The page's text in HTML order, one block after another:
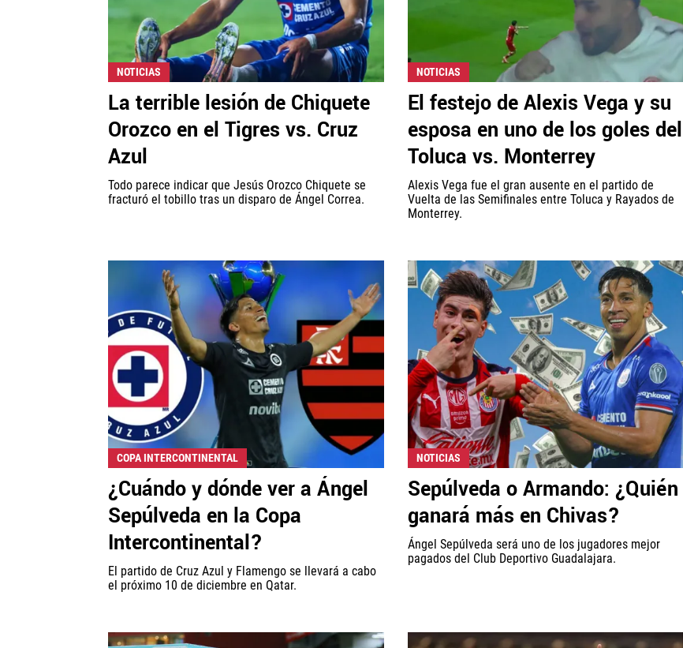
NOTICIAS
La terrible lesión de Chiquete
Orozco en el Tigres vs. Cruz
Azul
Todo parece indicar que Jesús Orozco Chiquete se
fracturó el tobillo tras un disparo de Ángel Correa.
NOTICIAS
El festejo de Alexis Vega y su
esposa en uno de los goles del
Toluca vs. Monterrey
Alexis Vega fue el gran ausente en el partido de
Vuelta de las Semifinales entre Toluca y Rayados de
Monterrey.
COPA INTERCONTINENTAL
¿Cuándo y dónde ver a Ángel
Sepúlveda en la Copa
Intercontinental?
El partido de Cruz Azul y Flamengo se llevará a cabo
el próximo 10 de diciembre en Qatar.
NOTICIAS
Sepúlveda o Armando: ¿Quién
ganará más en Chivas?
Ángel Sepúlveda será uno de los jugadores mejor
pagados del Club Deportivo Guadalajara.